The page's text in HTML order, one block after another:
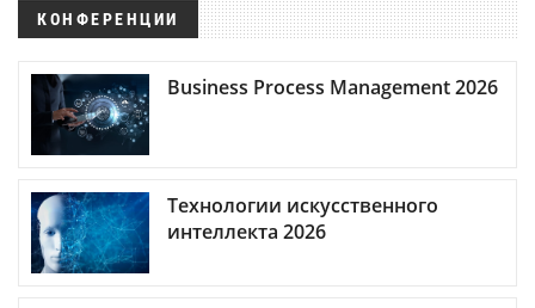
КОНФЕРЕНЦИИ
Business Process Management 2026
Технологии искусственного
интеллекта 2026